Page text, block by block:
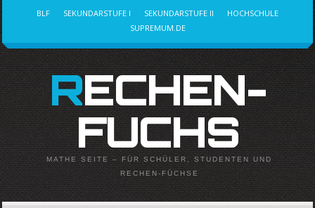
BLF SEKUNDARSTUFE I SEKUNDARSTUFE II
HOCHSCHULE
SUPREMUM.DE
RECHEN-
FUCHS
MATHE SEITE – FÜR SCHÜLER, STUDENTEN UND
RECHEN-FÜCHSE